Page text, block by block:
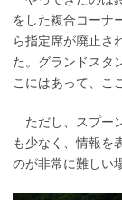
をした複合コーナ
ら指定席が廃止さ
た。グランドスタ
こにはあって、こ
ただし、スプー
も少なく、情報を
のが非常に難しい